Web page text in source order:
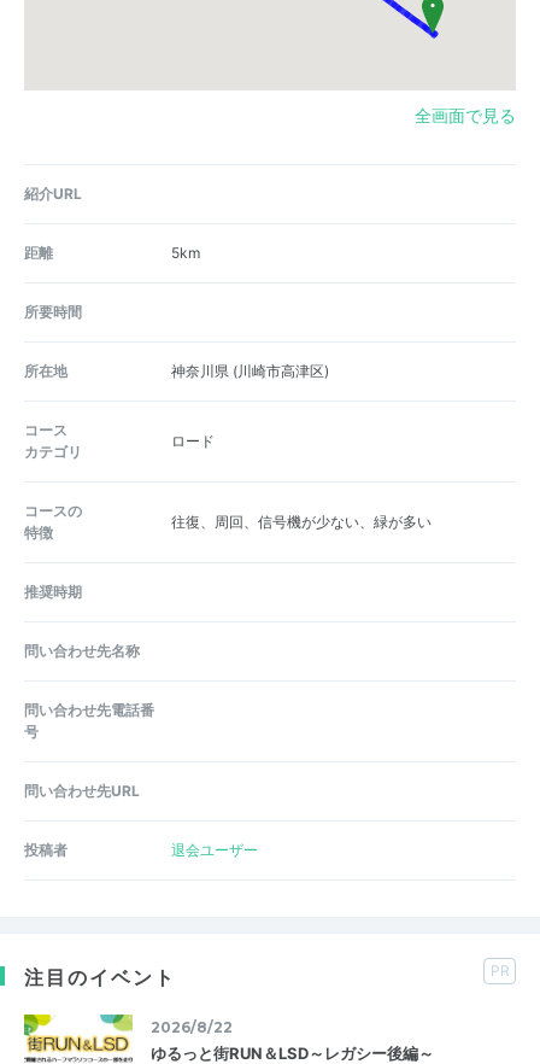
全画面で見る
紹介URL
距離 5km
所要時間
所在地 神奈川県 (川崎市高津区)
コース
カテゴリ
ロード
コースの
特徴
往復、周回、信号機が少ない、緑が多い
推奨時期
問い合わせ先名称
問い合わせ先電話番
号
問い合わせ先URL
投稿者 退会ユーザー
注目のイベント PR
2026/8/22
ゆるっと街RUN＆LSD～レガシー後編～